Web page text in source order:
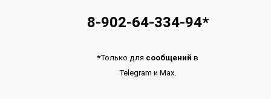
8-902-64-334-94*
*Только для сообщений в
Telegram и Max.